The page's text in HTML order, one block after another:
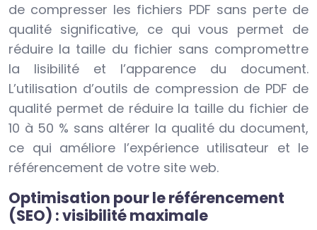
de compresser les fichiers PDF sans perte de
qualité significative, ce qui vous permet de
réduire la taille du fichier sans compromettre
la lisibilité et l’apparence du document.
L’utilisation d’outils de compression de PDF de
qualité permet de réduire la taille du fichier de
10 à 50 % sans altérer la qualité du document,
ce qui améliore l’expérience utilisateur et le
référencement de votre site web.
Optimisation pour le référencement
(SEO) : visibilité maximale